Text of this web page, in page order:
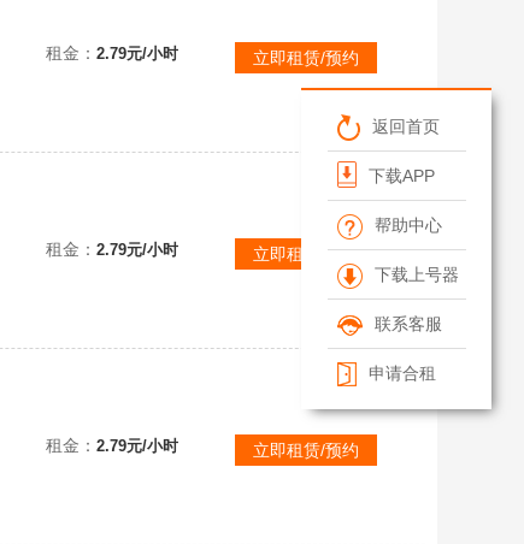
返回首页
下载APP
帮助中心
下载上号器
联系客服
申请合租
包天《生灵重塑》预购终极版！全DLC！包含季票！本标题账号已互加好友！直接联机！小小梦魇团队全新创作
租金： 2.79元/小时 立即租赁/预约
租金： 2.79元/小时 立即租赁/预约
生灵重塑豪华版✅《REANIMAL》多人合作恐怖新作✅认清标题看描述✅已互加好友✅可直接联机！
租金： 2.79元/小时 立即租赁/预约